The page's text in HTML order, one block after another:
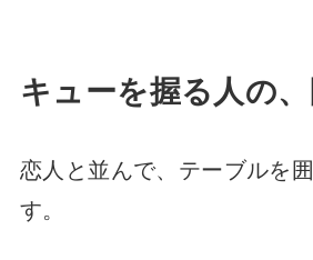
キューを握る人の
恋人と並んで、テーブルを
す。